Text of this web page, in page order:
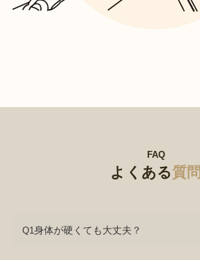
FAQ
よくある質問
Q1身体が硬くても大丈夫？